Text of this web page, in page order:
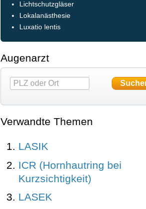
Lichtschutzgläser
Lokalanästhesie
Luxatio lentis
Augenarzt
Verwandte Themen
LASIK
ICR (Hornhautring bei
Kurzsichtigkeit)
LASEK